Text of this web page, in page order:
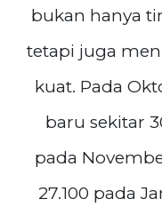
bukan hanya
tetapi juga
kuat. Pada
baru sekitar
pada
27.100 pada